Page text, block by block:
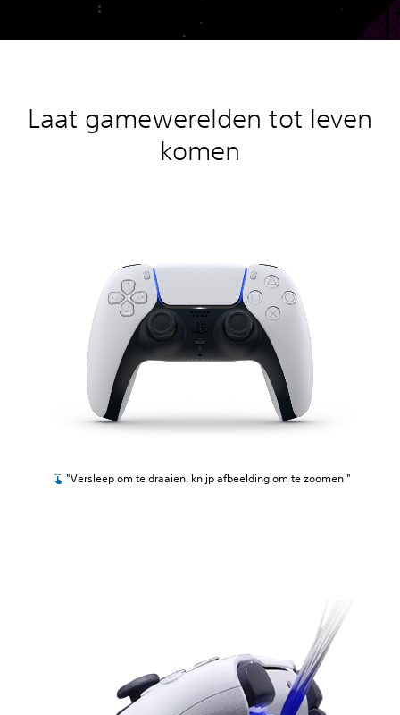
Laat gamewerelden tot leven
komen
"Versleep om te draaien, knijp afbeelding om te zoomen "